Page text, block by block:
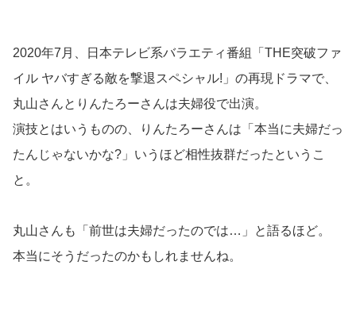
2020年7月、日本テレビ系バラエティ番組「THE突破ファ
イル ヤバすぎる敵を撃退スペシャル!」の再現ドラマで、
丸山さんとりんたろーさんは夫婦役で出演。
演技とはいうものの、りんたろーさんは「本当に夫婦だっ
たんじゃないかな?」いうほど相性抜群だったというこ
と。
丸山さんも「前世は夫婦だったのでは…」と語るほど。
本当にそうだったのかもしれませんね。